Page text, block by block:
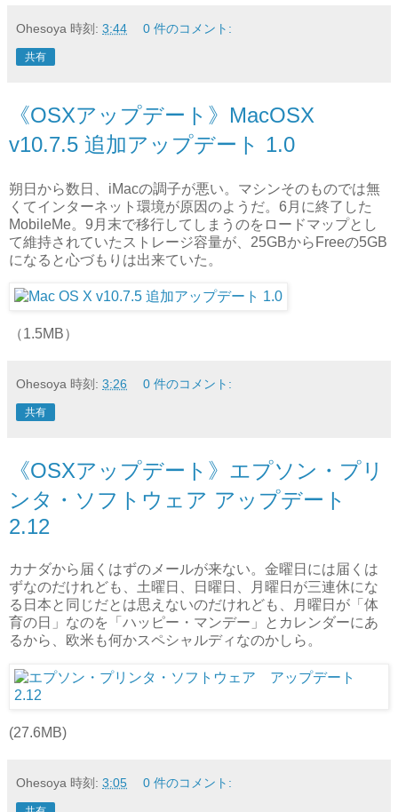
Ohesoya 時刻: 3:44 0 件のコメント:
共有
《OSXアップデート》MacOSX
v10.7.5 追加アップデート 1.0
朔日から数日、iMacの調子が悪い。マシンそのものでは無
くてインターネット環境が原因のようだ。6月に終了した
MobileMe。9月末で移行してしまうのをロードマップとし
て維持されていたストレージ容量が、25GBからFreeの5GB
になると心づもりは出来ていた。
（1.5MB）
Ohesoya 時刻: 3:26 0 件のコメント:
共有
《OSXアップデート》エプソン・プリ
ンタ・ソフトウェア アップデート
2.12
カナダから届くはずのメールが来ない。金曜日には届くは
ずなのだけれども、土曜日、日曜日、月曜日が三連休にな
る日本と同じだとは思えないのだけれども、月曜日が「体
育の日」なのを「ハッピー・マンデー」とカレンダーにあ
るから、欧米も何かスペシャルディなのかしら。
(27.6MB)
Ohesoya 時刻: 3:05 0 件のコメント: